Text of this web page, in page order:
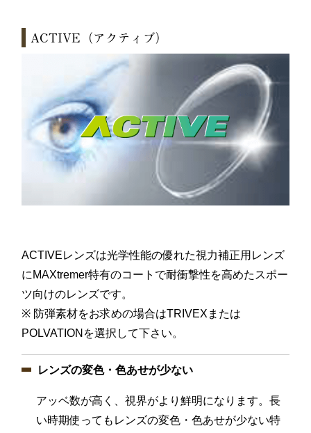
ACTIVE（アクティブ）
ACTIVEレンズは光学性能の優れた視力補正用レンズ
にMAXtremer特有のコートで耐衝撃性を高めたスポー
ツ向けのレンズです。
※ 防弾素材をお求めの場合はTRIVEXまたは
POLVATIONを選択して下さい。
レンズの変色・色あせが少ない
アッベ数が高く、視界がより鮮明になります。長
い時期使ってもレンズの変色・色あせが少ない特